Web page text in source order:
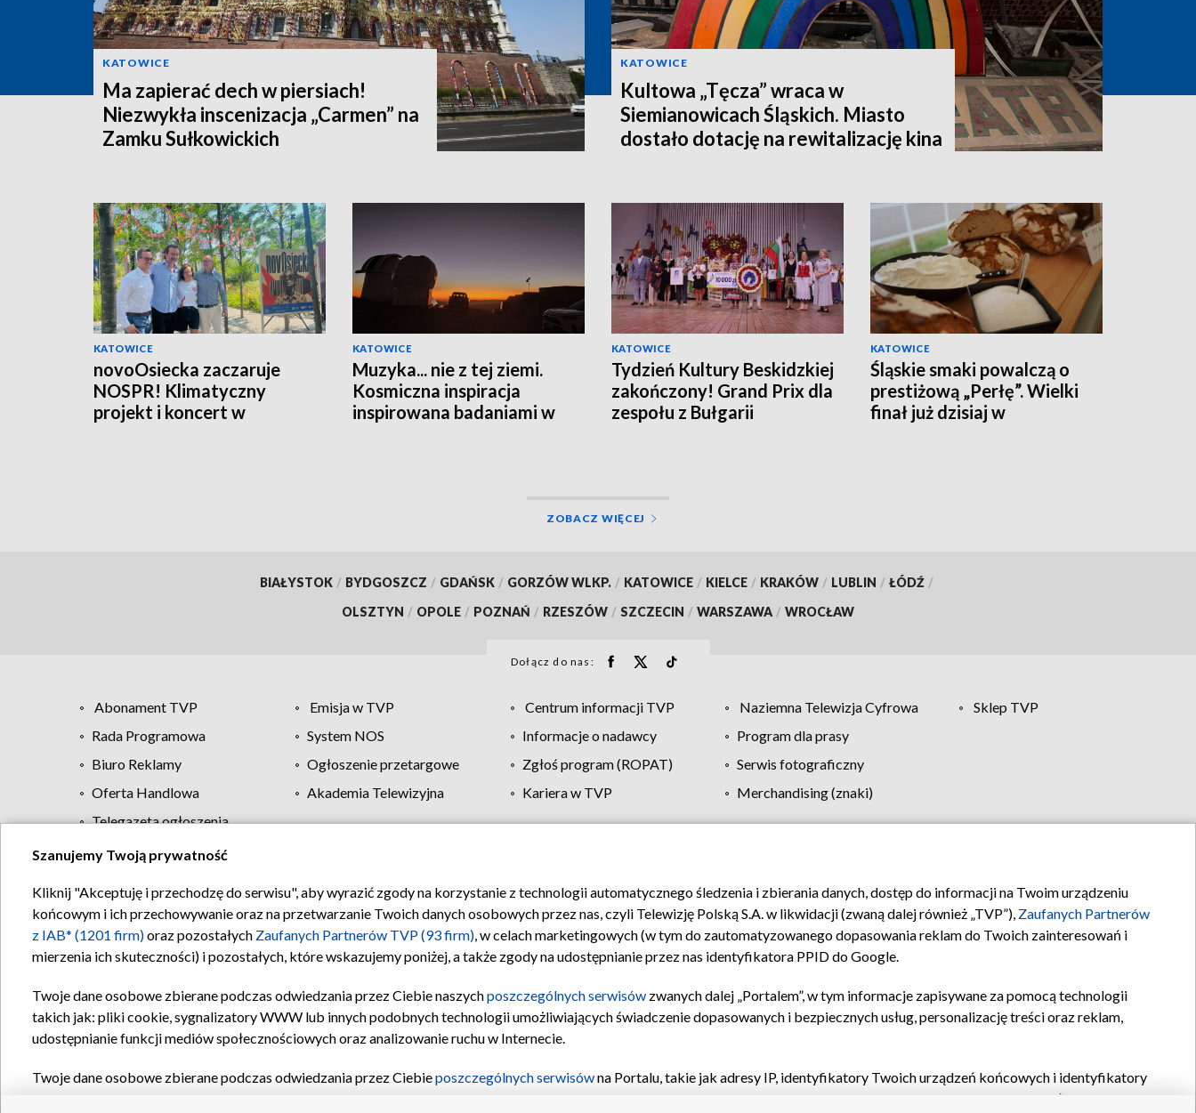
KATOWICE
Ma zapierać dech w piersiach!
Niezwykła inscenizacja „Carmen” na
Zamku Sułkowickich
KATOWICE
Kultowa „Tęcza” wraca w
Siemianowicach Śląskich. Miasto
dostało dotację na rewitalizację kina
KATOWICE
novoOsiecka zaczaruje
NOSPR! Klimatyczny
projekt i koncert w
KATOWICE
Muzyka... nie z tej ziemi.
Kosmiczna inspiracja
inspirowana badaniami w
KATOWICE
Tydzień Kultury Beskidzkiej
zakończony! Grand Prix dla
zespołu z Bułgarii
KATOWICE
Śląskie smaki powalczą o
prestiżową „Perłę”. Wielki
finał już dzisiaj w
ZOBACZ WIĘCEJ
BIAŁYSTOK / BYDGOSZCZ / GDAŃSK / GORZÓW WLKP. / KATOWICE / KIELCE / KRAKÓW / LUBLIN / ŁÓDŹ /
OLSZTYN / OPOLE / POZNAŃ / RZESZÓW / SZCZECIN / WARSZAWA / WROCŁAW
Dołącz do nas:
Abonament TVP Emisja w TVP Centrum informacji TVP Naziemna Telewizja Cyfrowa
Sklep TVP
Rada Programowa
System NOS Informacje o nadawcy
Program dla prasy
Biuro Reklamy
Ogłoszenie przetargowe Zgłoś program (ROPAT)
Serwis fotograficzny
Oferta Handlowa
Akademia Telewizyjna Kariera w TVP
Merchandising (znaki)
Telegazeta ogłoszenia
Regulamin TVP Polityka prywatności Moje zgody Pomoc Biuro reklamy Kontakt
Szanujemy Twoją prywatność
Kliknij "Akceptuję i przechodzę do serwisu", aby wyrazić zgody na korzystanie z technologii automatycznego śledzenia i zbierania danych, dostęp do informacji na Twoim urządzeniu
końcowym i ich przechowywanie oraz na przetwarzanie Twoich danych osobowych przez nas, czyli Telewizję Polską S.A. w likwidacji (zwaną dalej również „TVP”), Zaufanych Partnerów
z IAB* (1201 firm)oraz pozostałych Zaufanych Partnerów TVP (93 firm), w celach marketingowych (w tym do zautomatyzowanego dopasowania reklam do Twoich zainteresowań i
mierzenia ich skuteczności) i pozostałych, które wskazujemy poniżej, a także zgody na udostępnianie przez nas identyfikatora PPID do Google.
Twoje dane osobowe zbierane podczas odwiedzania przez Ciebie naszychposzczególnych serwisów zwanych dalej „Portalem”, w tym informacje zapisywane za pomocą technologii
takich jak: pliki cookie, sygnalizatory WWW lub innych podobnych technologii umożliwiających świadczenie dopasowanych i bezpiecznych usług, personalizację treści oraz reklam,
udostępnianie funkcji mediów społecznościowych oraz analizowanie ruchu w Internecie.
Twoje dane osobowe zbierane podczas odwiedzania przez Ciebieposzczególnych serwisówna Portalu, takie jak adresy IP, identyfikatory Twoich urządzeń końcowych i identyfikatory
oraz pozostałych